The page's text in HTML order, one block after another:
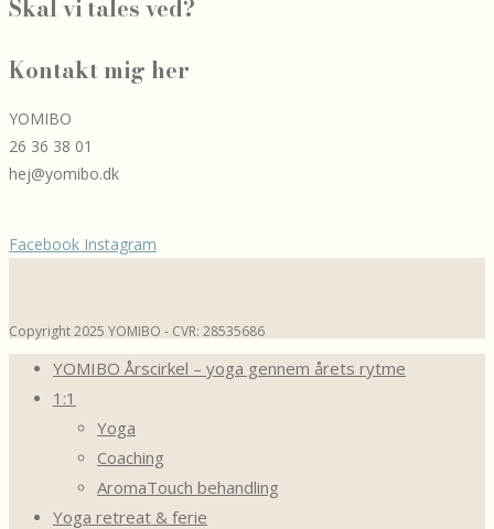
Skal vi tales ved?
Kontakt mig her
YOMIBO
26 36 38 01
hej@yomibo.dk
Facebook Instagram
Copyright 2025 YOMIBO - CVR: 28535686
YOMIBO Årscirkel – yoga gennem årets rytme
1:1
Yoga
Coaching
AromaTouch behandling
Yoga retreat & ferie